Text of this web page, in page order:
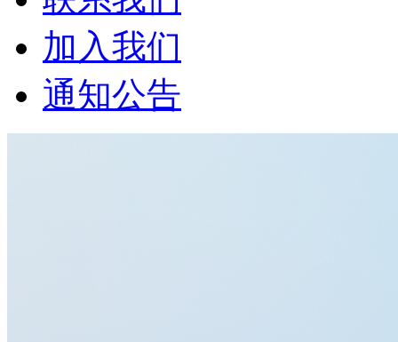
加入我们
通知公告